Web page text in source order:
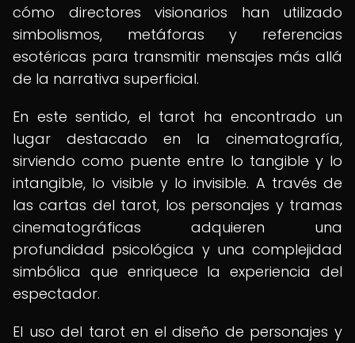
cómo directores visionarios han utilizado
simbolismos, metáforas y referencias
esotéricas para transmitir mensajes más allá
de la narrativa superficial.
En este sentido, el tarot ha encontrado un
lugar destacado en la cinematografía,
sirviendo como puente entre lo tangible y lo
intangible, lo visible y lo invisible. A través de
las cartas del tarot, los personajes y tramas
cinematográficas adquieren una
profundidad psicológica y una complejidad
simbólica que enriquece la experiencia del
espectador.
El uso del tarot en el diseño de personajes y